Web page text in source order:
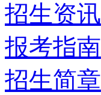
招生资讯
报考指南
招生简章